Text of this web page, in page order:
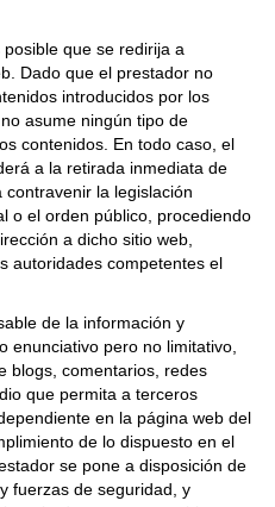
que se redirija a
Dado que el prestador no
introducidos por los
asume ningún tipo de
contenidos. En todo caso, el
a la retirada inmediata de
la legislación
o el orden público, procediendo
a dicho sitio web,
autoridades competentes el
de la información y
enunciativo pero no limitativo,
blogs, comentarios, redes
que permita a terceros
en la página web del
de lo dispuesto en el
se pone a disposición de
fuerzas de seguridad, y